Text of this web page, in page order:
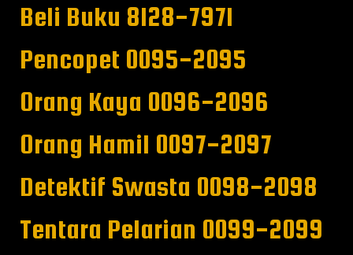
Beli Buku 8128-7971
Pencopet 0095-2095
Orang Kaya 0096-2096
Orang Hamil 0097-2097
Detektif Swasta 0098-2098
Tentara Pelarian 0099-2099